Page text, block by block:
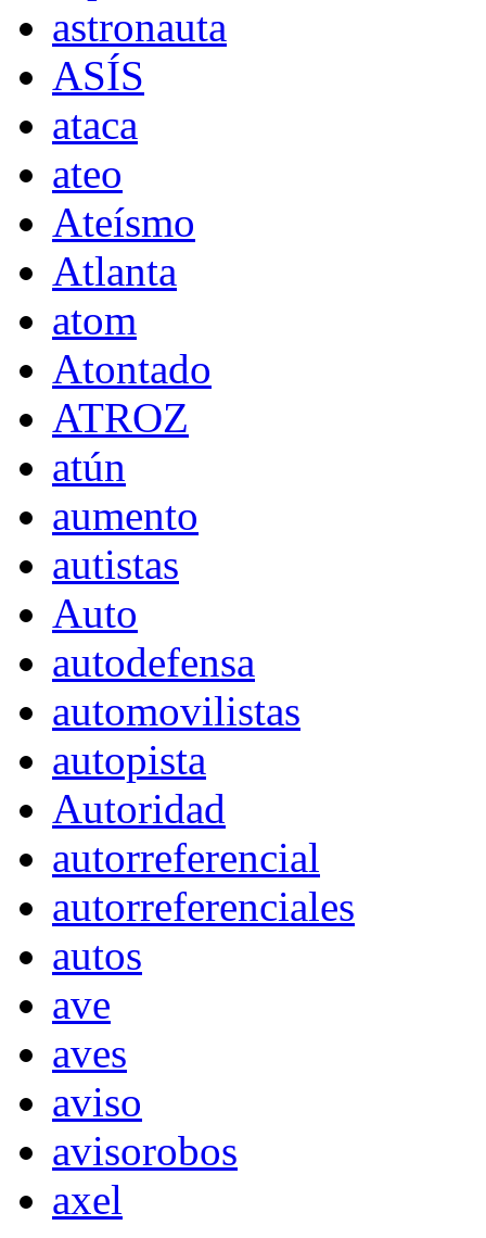
astronauta
ASÍS
ataca
ateo
Ateísmo
Atlanta
atom
Atontado
ATROZ
atún
aumento
autistas
Auto
autodefensa
automovilistas
autopista
Autoridad
autorreferencial
autorreferenciales
autos
ave
aves
aviso
avisorobos
axel